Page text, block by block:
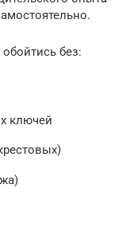
без:
ключей